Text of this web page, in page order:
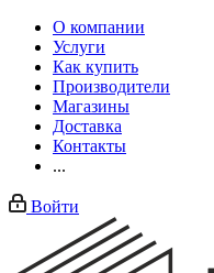
О компании
Услуги
Как купить
Производители
Магазины
Доставка
Контакты
...
Войти